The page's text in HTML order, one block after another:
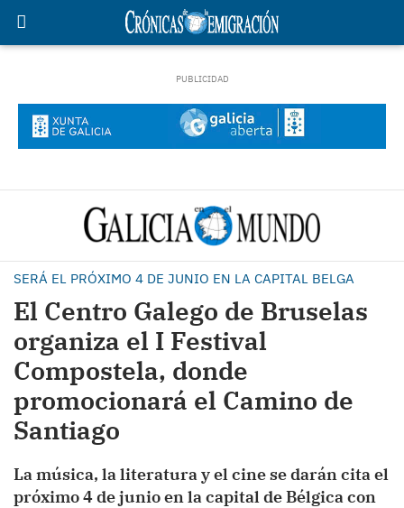
SERÁ EL PRÓXIMO 4 DE JUNIO EN LA CAPITAL BELGA
El Centro Galego de Bruselas
organiza el I Festival
Compostela, donde
promocionará el Camino de
Santiago
La música, la literatura y el cine se darán cita el
próximo 4 de junio en la capital de Bélgica con